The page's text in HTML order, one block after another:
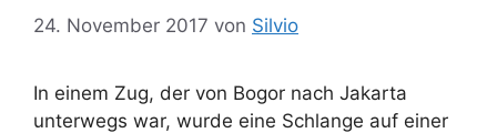
t
24. November 2017 von Silvio
In einem Zug, der von Bogor nach Jakarta
unterwegs war, wurde eine Schlange auf einer